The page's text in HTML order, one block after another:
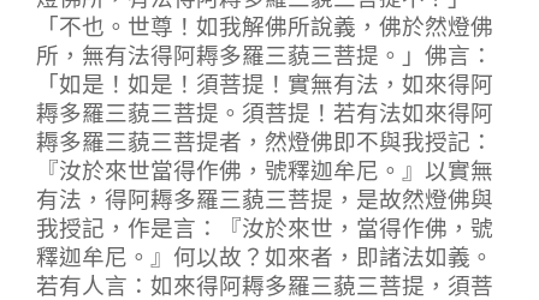
「不也。世尊！如我解佛所說義，佛於然燈佛
所，無有法得阿耨多羅三藐三菩提。」佛言：
「如是！如是！須菩提！實無有法，如來得阿
耨多羅三藐三菩提。須菩提！若有法如來得阿
耨多羅三藐三菩提者，然燈佛即不與我授記：
『汝於來世當得作佛，號釋迦牟尼。』以實無
有法，得阿耨多羅三藐三菩提，是故然燈佛與
我授記，作是言：『汝於來世，當得作佛，號
釋迦牟尼。』何以故？如來者，即諸法如義。
若有人言：如來得阿耨多羅三藐三菩提，須菩